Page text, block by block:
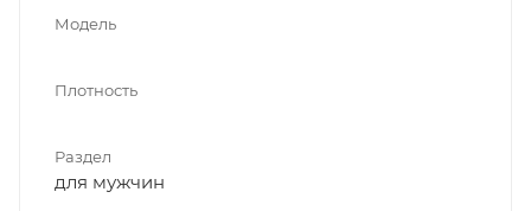
Модель
Плотность
Раздел
для мужчин